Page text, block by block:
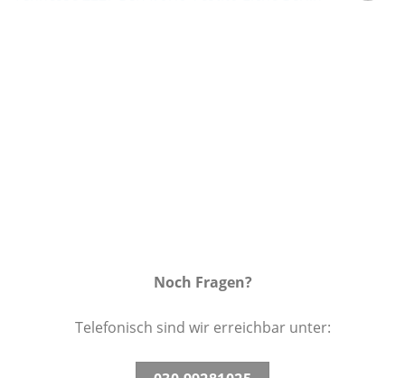
Noch Fragen?
Telefonisch sind wir erreichbar unter: